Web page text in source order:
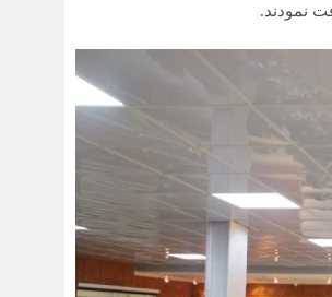
نمودند.